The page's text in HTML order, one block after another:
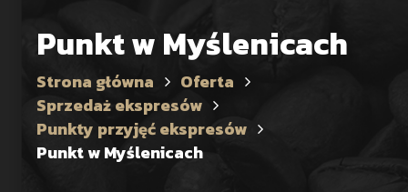
Punkt w Myślenicach
Strona główna
Oferta
Sprzedaż ekspresów
Punkty przyjęć ekspresów
Punkt w Myślenicach